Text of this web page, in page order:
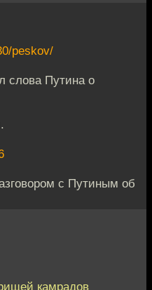
peskov/
слова Путина о
с Путиным об
камрадов